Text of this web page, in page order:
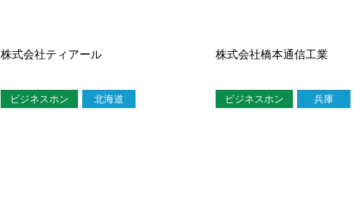
株式会社ティアール
ビジネスホン 北海道
株式会社橋本通信工業
ビジネスホン 兵庫